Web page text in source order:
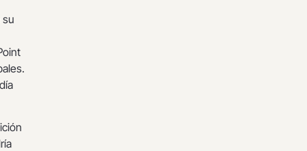
su